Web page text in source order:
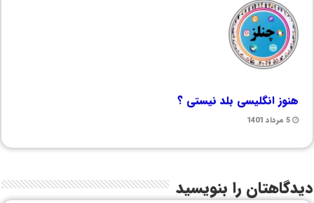
هنوز انگلیسی بلد نیستی ؟
5 مرداد 1401
دیدگاهتان را بنویسید